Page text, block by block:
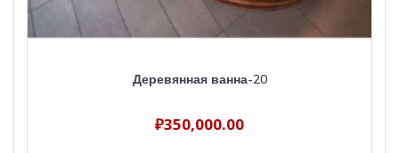
Деревянная ванна-20
₽350,000.00